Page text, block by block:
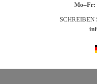
Mo–Fr:
SCHREIBEN